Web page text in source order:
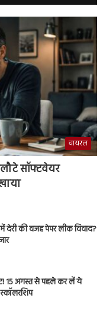
वायरल
सॉफ्टवेयर
देरी की वजह पेपर लीक विवाद?
15 अगस्त से पहले कर लें ये